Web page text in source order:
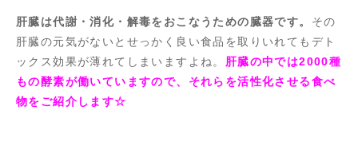
肝臓は代謝・消化・解毒をおこなうための臓器です。 その
肝臓の元気がないとせっかく良い食品を取りいれてもデト
ックス効果が薄れてしまいますよね。 肝臓の中では2000種
もの酵素が働いていますので、それらを活性化させる食べ
物をご紹介します☆